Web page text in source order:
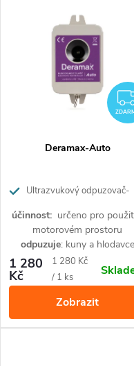
Deramax-Auto
Ultrazvukový odpuzovač‐
účinnost: určeno pro
motorovém prostoru
odpuzuje: kuny a hlodavce
napájení:
na baterie
potřeba dokoupit zvlášť)
1 280
Kč
Měrná
cena:
1 280 Kč
/ 1 ks
Zobrazit